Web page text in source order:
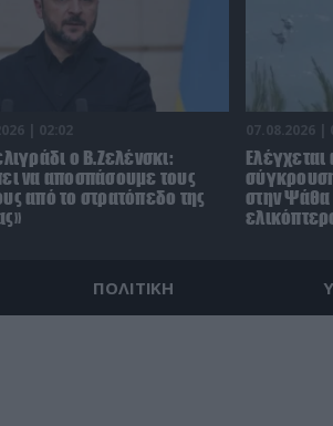
| 02:02
ο Β.Ζελένσκι:
να αποσπάσουμε τους
από το στρατόπεδο της
07.08.2026 |
Ελέγχεται
στην Ψάθα
ΠΟΛΙΤΙΚΗ